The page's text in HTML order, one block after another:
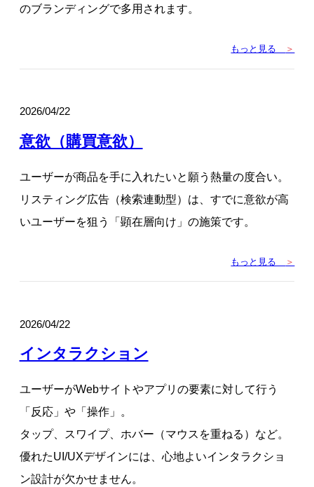
のブランディングで多用されます。
もっと見る ＞
2026/04/22
意欲（購買意欲）
ユーザーが商品を手に入れたいと願う熱量の度合い。
リスティング広告（検索連動型）は、すでに意欲が高
いユーザーを狙う「顕在層向け」の施策です。
もっと見る ＞
2026/04/22
インタラクション
ユーザーがWebサイトやアプリの要素に対して行う
「反応」や「操作」。
タップ、スワイプ、ホバー（マウスを重ねる）など。
優れたUI/UXデザインには、心地よいインタラクショ
ン設計が欠かせません。